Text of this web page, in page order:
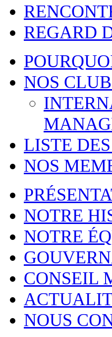
REGARD
NOS
LISTE
NOS
NOTRE
NOTRE
CONSEIL
NOUS